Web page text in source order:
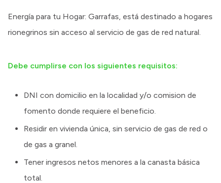
Energía para tu Hogar: Garrafas, está destinado a hogares
rionegrinos sin acceso al servicio de gas de red natural.
Debe cumplirse con los siguientes requisitos:
DNI con domicilio en la localidad y/o comision de
fomento donde requiere el beneficio.
Residir en vivienda única, sin servicio de gas de red o
de gas a granel.
Tener ingresos netos menores a la canasta básica
total.